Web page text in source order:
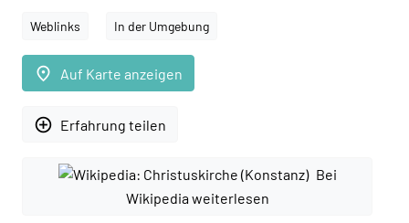
Weblinks In der Umgebung
place Auf Karte anzeigen
add_circle_outline Erfahrung teilen
Bei
Wikipedia weiterlesen